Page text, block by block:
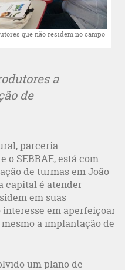
que não residem no campo
a
de
parceria
o SEBRAE, está com
de turmas em João
capital é atender
em suas
em aperfeiçoar
a implantação de
um plano de